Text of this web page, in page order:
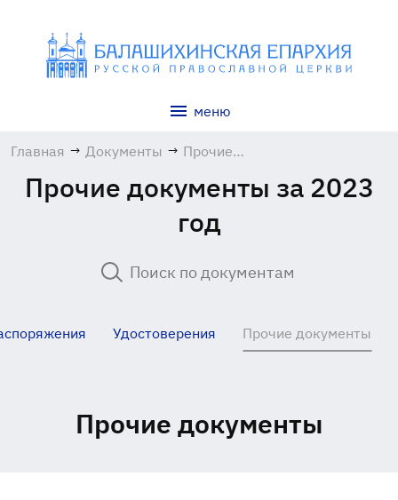
меню
Главная → Документы → Прочие
Прочие документы за 2023
год
Удостоверения Прочие документы
Прочие документы